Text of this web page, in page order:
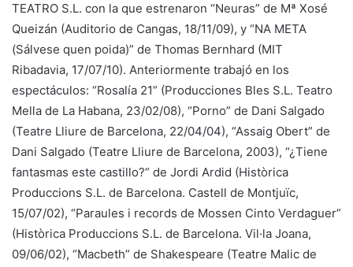
TEATRO S.L. con la que estrenaron “Neuras” de Mª Xosé
Queizán (Auditorio de Cangas, 18/11/09), y “NA META
(Sálvese quen poida)” de Thomas Bernhard (MIT
Ribadavia, 17/07/10). Anteriormente trabajó en los
espectáculos: “Rosalía 21” (Producciones Bles S.L. Teatro
Mella de La Habana, 23/02/08), “Porno” de Dani Salgado
(Teatre Lliure de Barcelona, 22/04/04), “Assaig Obert” de
Dani Salgado (Teatre Lliure de Barcelona, 2003), “¿Tiene
fantasmas este castillo?” de Jordi Ardid (Històrica
Produccions S.L. de Barcelona. Castell de Montjuïc,
15/07/02), “Paraules i records de Mossen Cinto Verdaguer”
(Històrica Produccions S.L. de Barcelona. Vil·la Joana,
09/06/02), “Macbeth” de Shakespeare (Teatre Malic de